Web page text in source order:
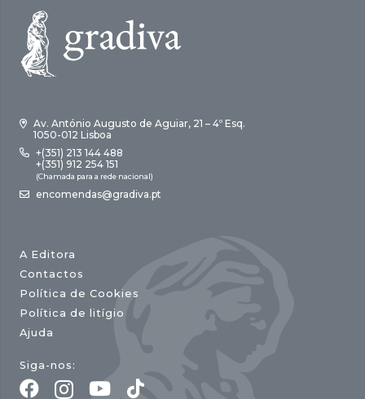
Av. António Augusto de Aguiar, 21 – 4º Esq.
1050-012 Lisboa
+(351) 213 144 488
+(351) 912 254 151
(Chamada para a rede nacional)
encomendas@gradiva.pt
A Editora
Contactos
Política de Cookies
Política de litígio
Ajuda
Siga-nos: